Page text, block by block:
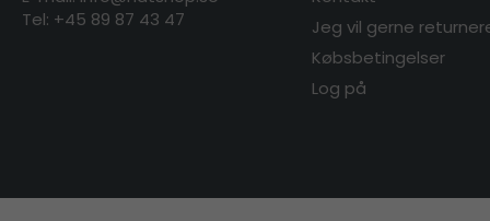
Tel: +45 89 87 43 47
Jeg vil gerne
Købsbetingelser
Log på